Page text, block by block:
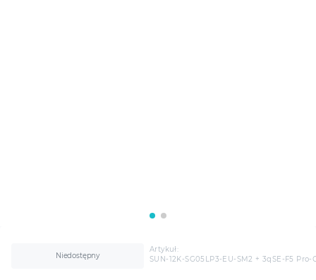
Niedostępny
Artykuł:
SUN-12K-SG05LP3-EU-SM2 + 3qSE-F5 Pro-